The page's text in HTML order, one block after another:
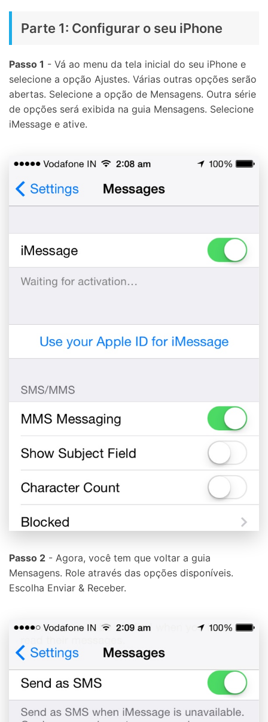
Parte 1: Configurar o seu iPhone
Passo 1 - Vá ao menu da tela inicial do seu iPhone e
selecione a opção Ajustes. Várias outras opções serão
abertas. Selecione a opção de Mensagens. Outra série
de opções será exibida na guia Mensagens. Selecione
iMessage e ative.
Passo 2 - Agora, você tem que voltar a guia
Mensagens. Role através das opções disponíveis.
Escolha Enviar & Receber.